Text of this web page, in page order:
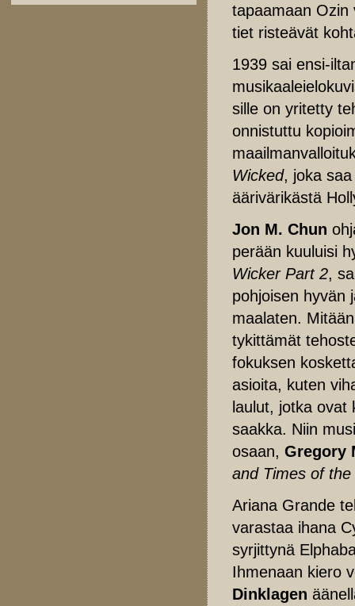
tapaamaan Ozin
tiet risteävät
1939 sai ensi-
sille on yritetty
onnistuttu
Wicked, joka
äärivärikästä
Jon M. Chun
perään kuuluisi
Wicker Part 2,
pohjoisen hyvän
maalaten.
tykittämät
fokuksen
asioita, kuten
laulut, jotka ovat
saakka. Niin
osaan, Gregory
and Times of
Ariana Grande
varastaa ihana
syrjittynä
Ihmenaan kiero
Dinklagen